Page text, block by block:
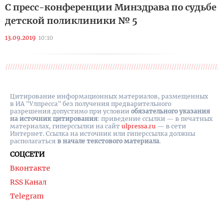
С пресс-конференции Минздрава по судьбе
детской поликлиники № 5
13.09.2019 10:10
СОЦСЕТИ
Вконтакте
RSS Канал
Telegram
Цитирование информационных материалов, размещенных
в ИА "Улпресса" без получения предварительного
разрешения допустимо при условии обязательного указания
на источник цитирования: приведение ссылки — в печатных
материалах, гиперссылки на cайт ulpressa.ru — в сети
Интернет. Ссылка на источник или гиперссылка должны
располагаться в начале текстового материала.